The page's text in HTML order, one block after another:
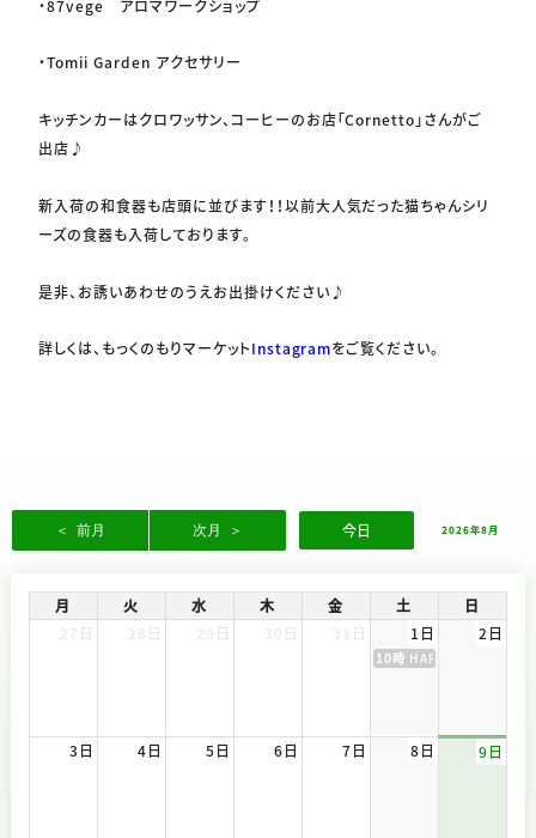
・87vege アロマワークショップ
・Tomii Garden アクセサリー
キッチンカーはクロワッサン、コーヒーのお店「Cornetto」さんがご
出店♪
新入荷の和食器も店頭に並びます！！以前大人気だった猫ちゃんシリ
ーズの食器も入荷しております。
是非、お誘いあわせのうえお出掛けください♪
詳しくは、もっくのもりマーケットInstagramをご覧ください。
今日 2026年8月
月 火 水 木 金 土
日
1日 2日
10時 HARA THANKS
3日 4日 5日 6日 7日 8日 9日